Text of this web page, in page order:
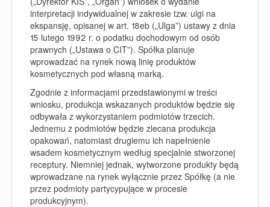
interpretacji indywidualnej w zakresie tzw. ulgi na
ekspansję, opisanej w art. 18eb („Ulga”) ustawy z dnia
15 lutego 1992 r. o podatku dochodowym od osób
prawnych („Ustawa o CIT”). Spółka planuje
wprowadzać na rynek nową linię produktów
kosmetycznych pod własną marką.
Zgodnie z informacjami przedstawionymi w treści
wniosku, produkcja wskazanych produktów będzie się
odbywała z wykorzystaniem podmiotów trzecich.
Jednemu z podmiotów będzie zlecana produkcja
opakowań, natomiast drugiemu ich napełnienie
wsadem kosmetycznym według specjalnie stworzonej
receptury. Niemniej jednak, wytworzone produkty będą
wprowadzane na rynek wyłącznie przez Spółkę (a nie
przez podmioty partycypujące w procesie
produkcyjnym).